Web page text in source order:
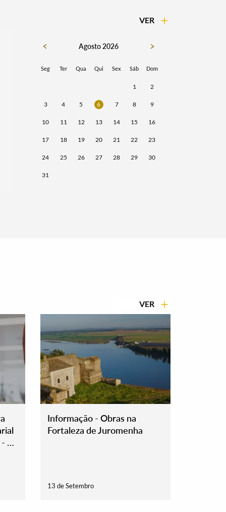
VER
Agosto 2026
Seg Ter Qua Qui Sex Sáb Dom
1 2
3 4 5 6 7 8 9
10 11 12 13 14 15 16
17 18 19 20 21 22 23
24 25 26 27 28 29 30
31
VER
11
Informação - Obras na
Fortaleza de Juromenha
13 de Setembro